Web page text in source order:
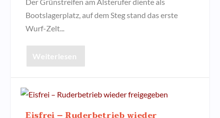
Bootslagerplatz, auf dem Steg stand das erste
Wurf-Zelt...
Weiterlesen